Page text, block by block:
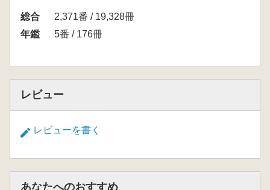
総合
2,371番 / 19,328冊
年鑑
5番 / 176冊
レビュー
レビューを書く
あなたへのおすすめ